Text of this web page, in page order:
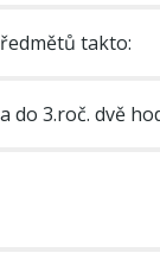
takto:
do 3.roč. dvě